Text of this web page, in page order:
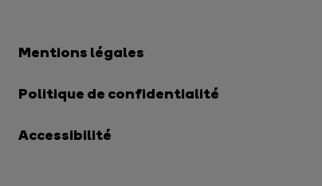
Mentions légales
Politique de confidentialité
Accessibilité